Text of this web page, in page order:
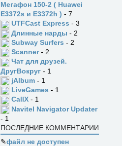
Мегафон 150-2 ( Huawei
E3372s и E3372h ) - 7
UTFCast Express - 3
Длинные нарды - 2
Subway Surfers - 2
Scanner- 2
Чат для друзей.
ДругВокруг - 1
jAlbum - 1
LiveGames - 1
CallX - 1
Navitel Navigator Updater
- 1
ПОСЛЕДНИЕ КОММЕНТАРИИ
✎файл не доступен